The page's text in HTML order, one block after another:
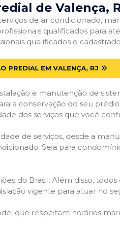
de Valença,
de ar condicionado,
qualificados para
qualificados e
PREDIAL EM VALENÇA, RJ
e manutenção de
a conservação do seu
dos serviços que você
de serviços, desde a
Seja para
do Brasil. Além disso,
vigente para atuar no
que respeitam horários